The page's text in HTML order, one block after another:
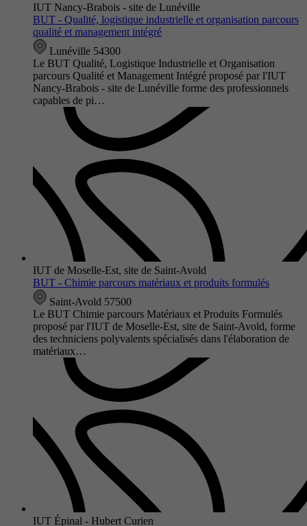
IUT Nancy-Brabois - site de Lunéville
BUT - Qualité, logistique industrielle et organisation parcours
qualité et management intégré
Lunéville 54300
Le BUT Qualité, Logistique Industrielle et Organisation
parcours Qualité et Management Intégré proposé par l'IUT
Nancy-Brabois - site de Lunéville forme des professionnels
capables de pi…
IUT de Moselle-Est, site de Saint-Avold
BUT - Chimie parcours matériaux et produits formulés
Saint-Avold 57500
Le BUT Chimie parcours Matériaux et Produits Formulés
proposé par l'IUT de Moselle-Est, site de Saint-Avold, forme
des techniciens polyvalents spécialisés dans l'élaboration de
matériaux…
IUT Épinal - Hubert Curien